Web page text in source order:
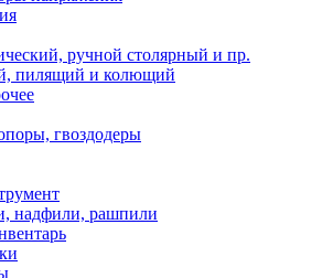
ручной столярный и пр.
пилящий и колющий
гвоздодеры
надфили, рашпили